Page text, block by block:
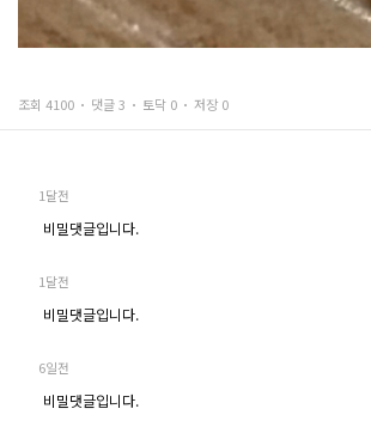
조회 4100 댓글 3 토닥 0 저장 0
1달전
비밀댓글입니다.
1달전
비밀댓글입니다.
6일전
비밀댓글입니다.